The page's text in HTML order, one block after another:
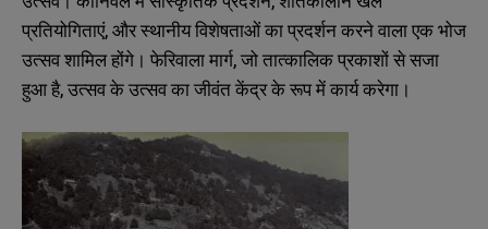
प्रतियोगिताएं, और स्थानीय विशेषताओं का प्रदर्शन करने वाला एक भोज
उत्सव शामिल होंगे। फेरिवाला मार्ग, जो तात्कालिक प्रकाशों से सजा
हुआ है, उत्सव के उत्सव का जीवंत केंद्र के रूप में कार्य करेगा।